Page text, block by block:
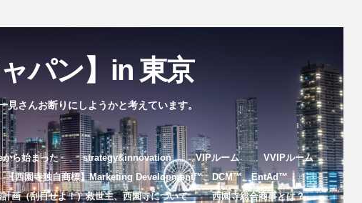
パン】in 東京
さんお断りにしようかと考えています。
から始まった strategy&innovation VIPルーム
VVIPルーム
【西園寺独自商標】Marketing Development™️、DCM™️、EntAd™️
画（刮目せよ！）救世主、西園寺について
西園寺総合商事とは？